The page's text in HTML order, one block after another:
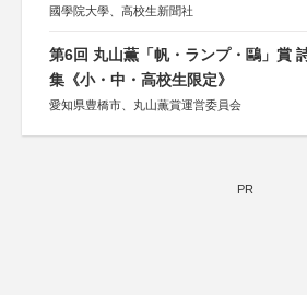
國學院大學、高校生新聞社
第6回 丸山薫「帆・ランプ・鷗」賞
集《小・中・高校生限定》
愛知県豊橋市、丸山薫賞運営委員会
PR